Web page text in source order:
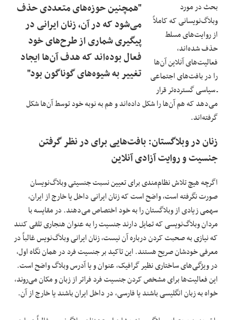
"همچنین حوزه‌های متعددی حذف
می‌شود که در آن، زنان ایرانی در
پیگیری شماری از طرح‌های خود
فعال بوده‌اند که هدف آن‌ها ایجاد
تغییر به شیوه‌های گوناگون بود"
بحث در مورد
وبلاگ‌نویسانی که کاملاً
از روایت‌های مسلط
حذف شده‌اند،
فعالیت‌های آنلاین آن‌ها
را در بافت‌های اجتماعی
ـ سیاسی گسترده‌تر قرار
می‌دهد که هم آن‌ها را شکل داده‌اند و هم به نوبه خود توسط آن‌ها شکل
گرفته‌اند.
زنان در وبلاگستان: بافت‌هایی برای در نظر گرفتن
جنسیت و روایت آزادی آنلاین
اگرچه هیچ تلاش نظام‌مندی برای تعیین نسبت جنسیتی وبلاگ‌نویسان
صورت نگرفته است، واضح است که زنان ایرانی داخل یا خارج از ایران،
سهمی زیادی از وبلاگستان را به خود اختصاص می‌دهند. در مقایسه با
مردان وبلاگ‌نویسی که تمایل دارند جنسیت را به عنوان هنجاری تلقی کنند
که نیازی به صحبت کردن درباره آن نیست، زنان ایرانی وبلاگ‌نویس غالباً در
معرفی خودشان صریح هستند. این تاکید بر جنسیت فرد در همان نگاه اول،
در ویژگی‌های ساختاری نظیر گرافیک، عنوان و یا آدرس وبلاگ واضح است.
این فعالیت‌ها برای مشخص کردن جنسیت فرد فراتر از زبان و مکان می‌روند،
خواه به زبان انگلیسی باشند یا فارسی، در داخل ایران باشند یا خارج از آن.